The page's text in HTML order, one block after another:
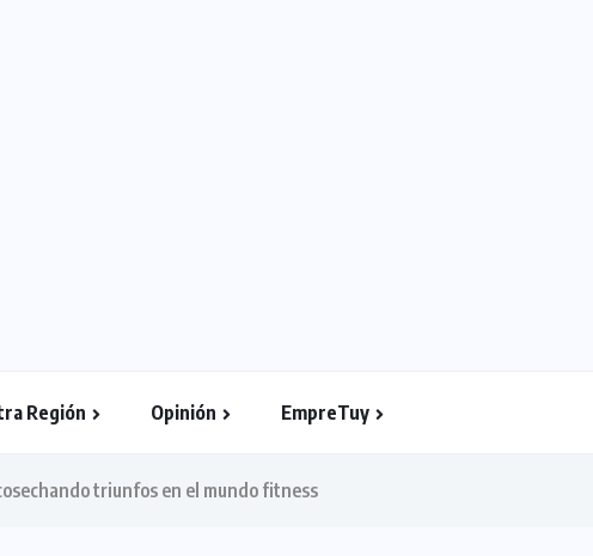
Región Opinión EmpreTuy
triunfos en el mundo fitness